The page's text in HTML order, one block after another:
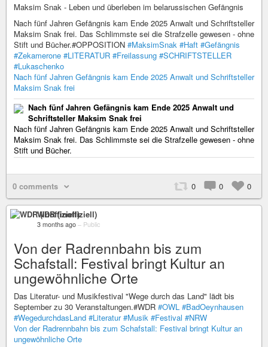
Maksim Snak - Leben und überleben im belarussischen Gefängnis
Nach fünf Jahren Gefängnis kam Ende 2025 Anwalt und Schriftsteller
Maksim Snak frei. Das Schlimmste sei die Strafzelle gewesen - ohne
Stift und Bücher.#OPPOSITION #MaksimSnak #Haft #Gefängnis
#Zekamerone #LITERATUR #Freilassung #SCHRIFTSTELLER
#Lukaschenko
Nach fünf Jahren Gefängnis kam Ende 2025 Anwalt und Schriftsteller
Maksim Snak frei
Nach fünf Jahren Gefängnis kam Ende 2025 Anwalt und
Schriftsteller Maksim Snak frei
Nach fünf Jahren Gefängnis kam Ende 2025 Anwalt und Schriftsteller
Maksim Snak frei. Das Schlimmste sei die Strafzelle gewesen - ohne
Stift und Bücher.
0 comments 0 0 0
WDR (inoffiziell)
3 months ago – Public
Von der Radrennbahn bis zum
Schafstall: Festival bringt Kultur an
ungewöhnliche Orte
Das Literatur- und Musikfestival "Wege durch das Land" lädt bis
September zu 30 Veranstaltungen.#WDR #OWL #BadOeynhausen
#WegedurchdasLand #Literatur #Musik #Festival #NRW
Von der Radrennbahn bis zum Schafstall: Festival bringt Kultur an
ungewöhnliche Orte